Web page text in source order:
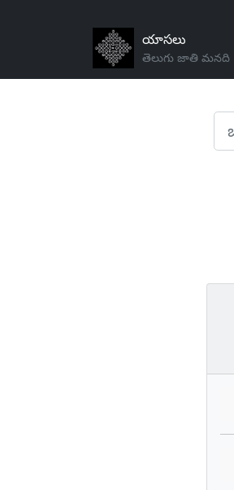
యాసలు
తెలుగు జాతి మనది